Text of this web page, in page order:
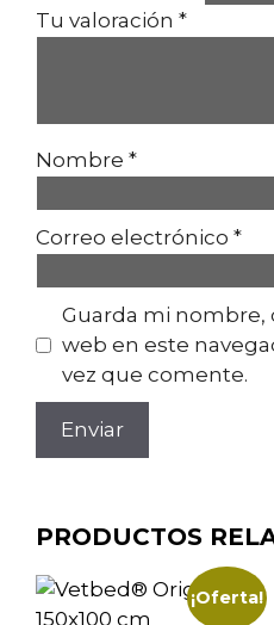
Tu valoración *
Nombre *
Correo electrónico *
Guarda mi nombre,
web en este
vez que comente.
PRODUCTOS
¡Oferta!